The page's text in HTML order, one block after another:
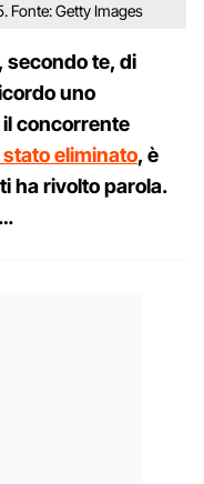
Fonte: Getty Images
secondo te, di
uno
concorrente
eliminato, è
ha rivolto parola.